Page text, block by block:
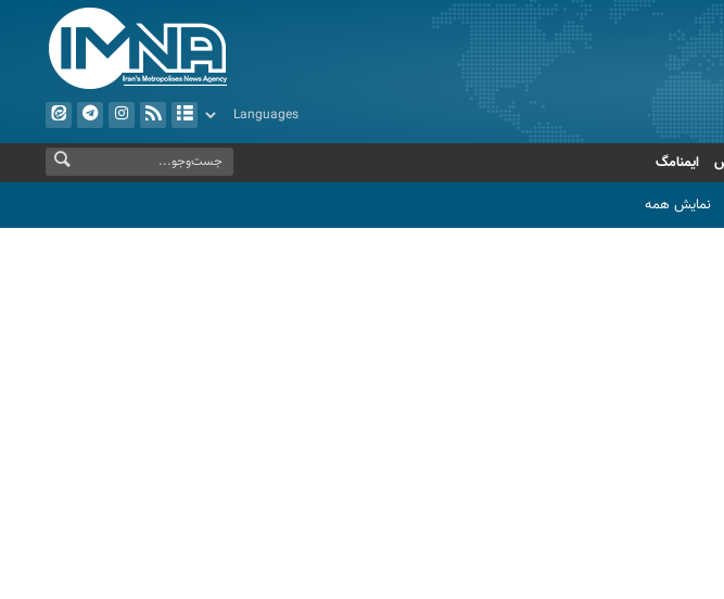
ایمنامگ
نمایش همه